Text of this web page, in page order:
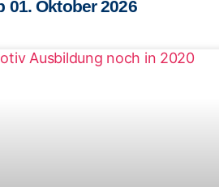
01. Oktober 2026